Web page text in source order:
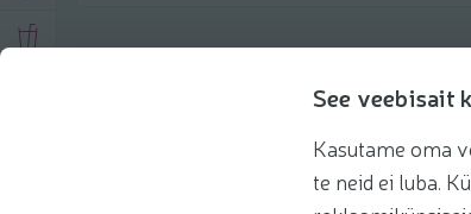
See veebisait
Kasutame oma
te neid ei luba.